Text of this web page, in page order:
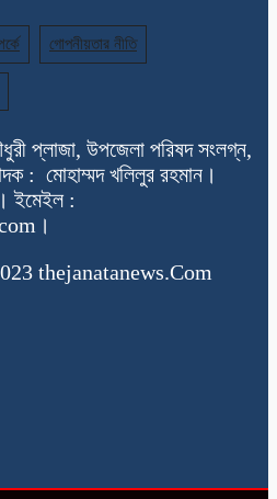
গোপনীয়তার নীতি
প্লাজা, উপজেলা পরিষদ সংলগ্ন,
: মোহাম্মদ খলিলুর রহমান।
ইমেইল :
thejanatanews.Com